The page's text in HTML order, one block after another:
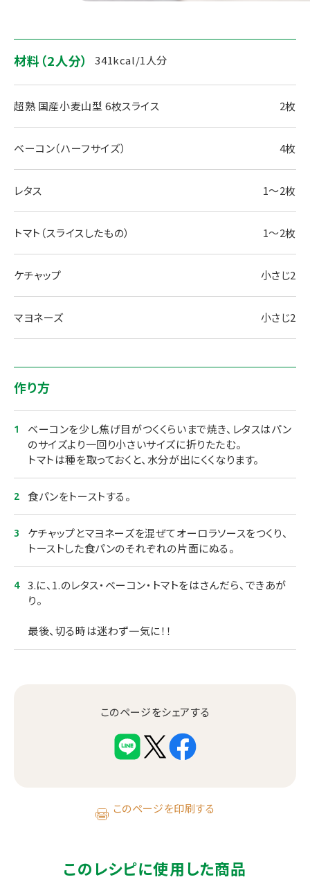
材料（2人分） 341kcal/1人分
超熟 国産小麦山型 6枚スライス 2枚
ベーコン（ハーフサイズ） 4枚
レタス 1～2枚
トマト（スライスしたもの） 1～2枚
ケチャップ 小さじ2
マヨネーズ 小さじ2
作り方
ベーコンを少し焦げ目がつくくらいまで焼き、レタスはパン
のサイズより一回り小さいサイズに折りたたむ。
トマトは種を取っておくと、水分が出にくくなります。
食パンをトーストする。
ケチャップとマヨネーズを混ぜてオーロラソースをつくり、
トーストした食パンのそれぞれの片面にぬる。
3.に、1.のレタス・ベーコン・トマトをはさんだら、できあが
り。
最後、切る時は迷わず一気に！！
このページをシェアする
このページを印刷する
このレシピに使用した商品